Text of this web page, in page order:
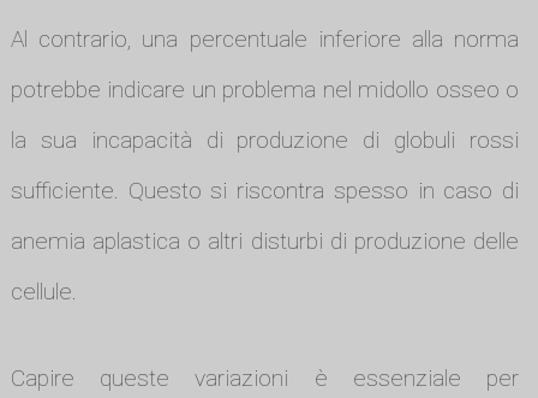
Al contrario, una percentuale inferiore alla norma
potrebbe indicare un problema nel midollo osseo o
la sua incapacità di produzione di globuli rossi
sufficiente. Questo si riscontra spesso in caso di
anemia aplastica o altri disturbi di produzione delle
cellule.
Capire queste variazioni è essenziale per